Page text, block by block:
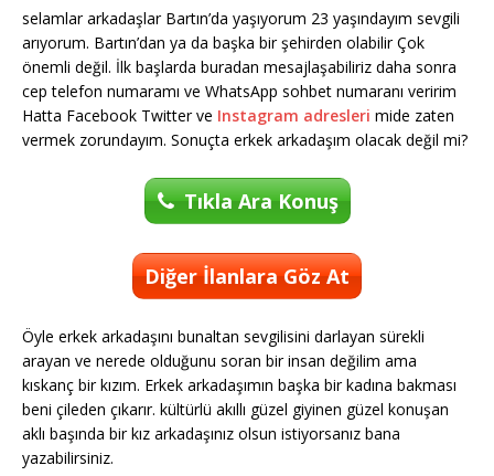
selamlar arkadaşlar Bartın’da yaşıyorum 23 yaşındayım sevgili
arıyorum. Bartın’dan ya da başka bir şehirden olabilir Çok
önemli değil. İlk başlarda buradan mesajlaşabiliriz daha sonra
cep telefon numaramı ve WhatsApp sohbet numaranı veririm
Hatta Facebook Twitter ve Instagram adresleri mide zaten
vermek zorundayım. Sonuçta erkek arkadaşım olacak değil mi?
Tıkla Ara Konuş
Diğer İlanlara Göz At
Öyle erkek arkadaşını bunaltan sevgilisini darlayan sürekli
arayan ve nerede olduğunu soran bir insan değilim ama
kıskanç bir kızım. Erkek arkadaşımın başka bir kadına bakması
beni çileden çıkarır. kültürlü akıllı güzel giyinen güzel konuşan
aklı başında bir kız arkadaşınız olsun istiyorsanız bana
yazabilirsiniz.